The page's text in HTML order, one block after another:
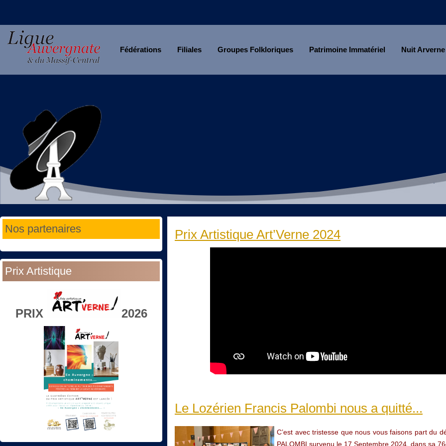
Fédérations Filiales Groupes Folkloriques Patrimoine Immatériel Nuit Arverne
Nos partenaires
Prix Artistique
PRIX 2026
Prix Artistique Art’Verne 2024
Le Lozérien Francis Palombi nous a quitté...
C’est avec tristesse que nous vous faisons part du
PALOMBI survenu le 17 Septembre 2024, dans sa